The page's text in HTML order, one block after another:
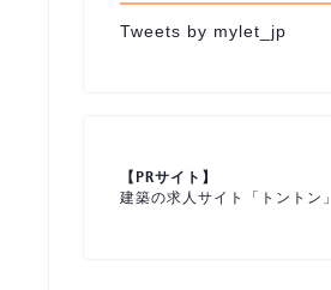
Tweets by mylet_jp
建築の求人サイト「トントン」